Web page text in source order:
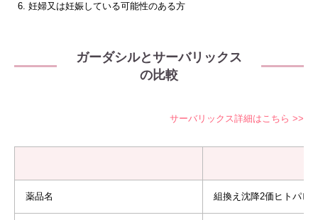
妊婦又は妊娠している可能性のある方
ガーダシルとサーバリックス
の比較
サーバリックス詳細はこちら >>
薬品名 組換え沈降2価ヒトパピ